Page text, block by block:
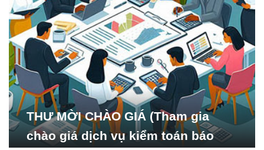
THƯ MỜI CHÀO GIÁ (Tham gia
chào giá dịch vụ kiểm toán báo